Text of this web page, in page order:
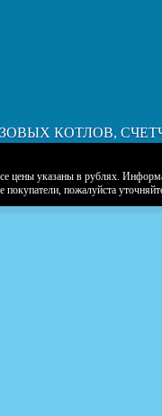
КОТЛОВ,
цены указаны в рублях.
покупатели, пожалуйста